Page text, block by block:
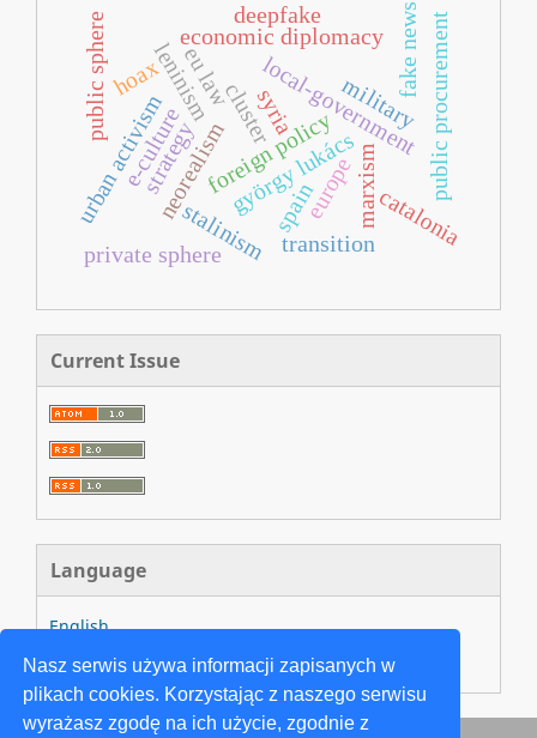
Nasz serwis używa informacji zapisanych w
plikach cookies. Korzystając z naszego serwisu
wyrażasz zgodę na ich użycie, zgodnie z
local-government
military
foreign policy
syria
neorealismgyörgy lukács
stalinism
marxism
leninismcluster
eu law
economic diplomacy public procurement
deepfake fake news
hoax
urban activismstrategy europe
public sphere
private sphere transition
e-culture
spain catalonia
Current Issue
Language
English
Język Polski